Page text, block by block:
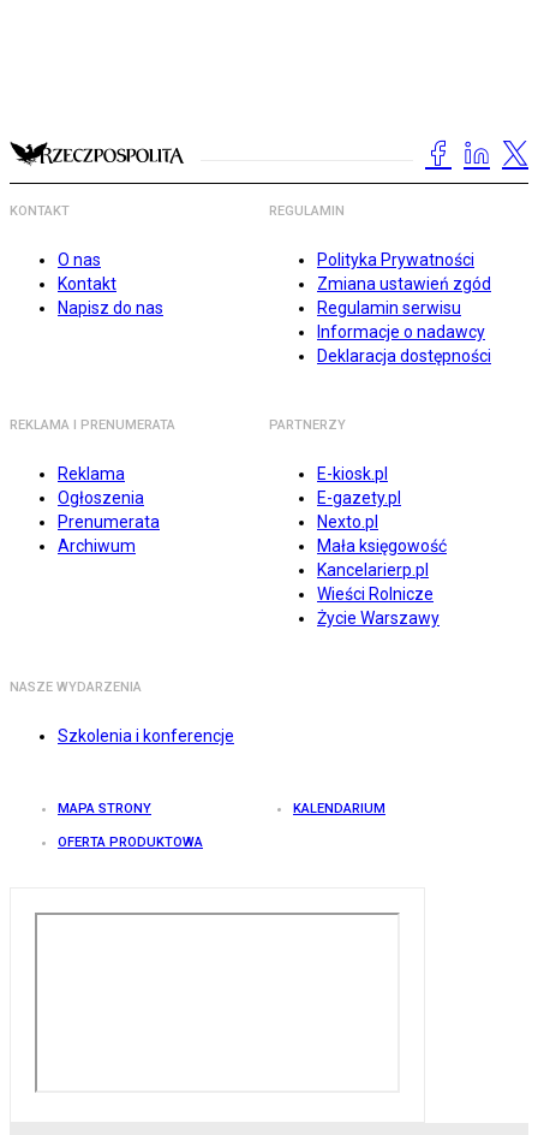
KONTAKT
O nas
Kontakt
Napisz do nas
REGULAMIN
Polityka Prywatności
Zmiana ustawień zgód
Regulamin serwisu
Informacje o nadawcy
Deklaracja dostępności
REKLAMA I PRENUMERATA
Reklama
Ogłoszenia
Prenumerata
Archiwum
PARTNERZY
E-kiosk.pl
E-gazety.pl
Nexto.pl
Mała księgowość
Kancelarierp.pl
Wieści Rolnicze
Życie Warszawy
NASZE WYDARZENIA
Szkolenia i konferencje
MAPA STRONY KALENDARIUM
OFERTA PRODUKTOWA